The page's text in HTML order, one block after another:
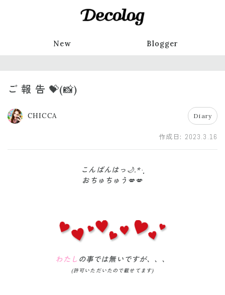
New Blogger
ご 報 告 💝(📸)
CHICCA Diary
作成日: 2023.3.16
こんばんはっ🌙.*·̩͙
おちゅちゅう💋💋
わたし の事では無いですが、、、
(許可いただいたので載せてます)